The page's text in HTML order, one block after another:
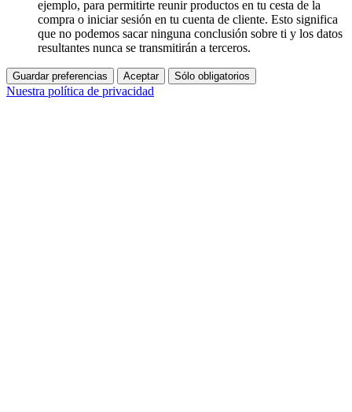
ejemplo, para permitirte reunir productos en tu cesta de la
compra o iniciar sesión en tu cuenta de cliente. Esto significa
que no podemos sacar ninguna conclusión sobre ti y los datos
resultantes nunca se transmitirán a terceros.
Guardar preferencias Aceptar Sólo obligatorios
Nuestra política de privacidad